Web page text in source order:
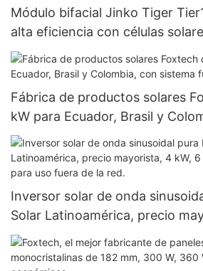
Módulo bifacial Jinko Tiger
alta eficiencia con células
vatios, 620 vatios, 630 vatios y
doble panel.
Fábrica de productos solares
kW para Ecuador, Brasil y
fuera de red de 120 V.
Inversor solar de onda
Solar Latinoamérica, precio
kW, 48 V, 120/240 V, para uso